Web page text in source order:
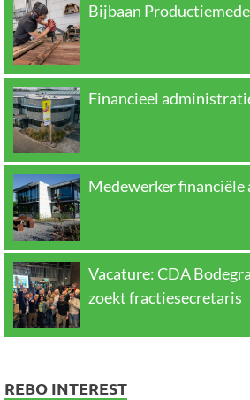
Bijbaan
Financieel
Medewerker
Vacature: CDA
zoekt fractiesecretaris
REBO INTEREST